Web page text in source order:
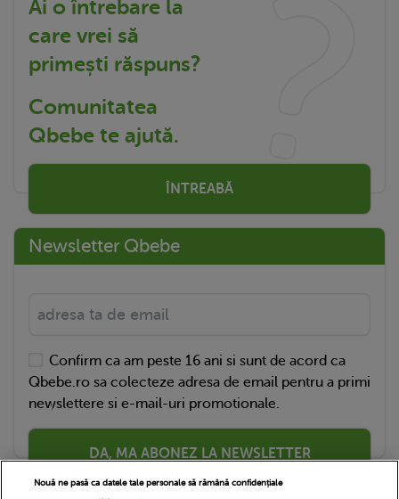
Ai o întrebare la
care vrei să
primești răspuns?
Comunitatea
Qbebe te ajută.
ÎNTREABĂ
Newsletter Qbebe
Confirm ca am peste 16 ani si sunt de acord ca
Qbebe.ro sa colecteze adresa de email pentru a primi
newslettere si e-mail-uri promotionale.
DA, MA ABONEZ LA NEWSLETTER
Nouă ne pasă ca datele tale personale să rămână confidențiale